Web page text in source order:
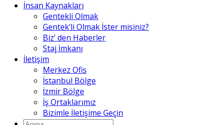
İnsan Kaynakları
Gentekli Olmak
Gentek’li Olmak İster misiniz?
Biz’ den Haberler
Staj İmkanı
İletişim
Merkez Ofis
İstanbul Bölge
İzmir Bölge
İş Ortaklarımız
Bizimle İletişime Geçin